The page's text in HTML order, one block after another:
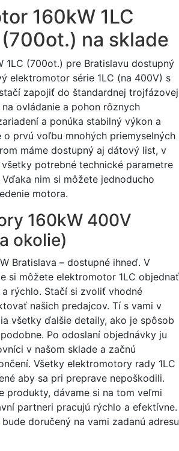
160kW 1LC
na sklade
1LC (700ot.) pre Bratislavu dostupný
elektromotor série 1LC (na 400V) s
zapojiť do štandardnej trojfázovej
ovládanie a pohon rôznych
a ponúka stabilný výkon a
o prvú voľbu mnohých priemyselných
máme dostupný aj dátový list, v
potrebné technické parametre
nim si môžete jednoducho
motora.
160kW 400V
okolie)
Bratislava – dostupné ihneď. V
si môžete elektromotor 1LC objednať
rýchlo. Stačí si zvoliť vhodné
našich predajcov. Tí s vami v
všetky ďalšie detaily, ako je spôsob
Po odoslaní objednávky ju
v našom sklade a začnú
Všetky elektromotory rady 1LC
aby sa pri preprave nepoškodili.
produkty, dávame si na tom veľmi
partneri pracujú rýchlo a efektívne.
doručený na vami zadanú adresu